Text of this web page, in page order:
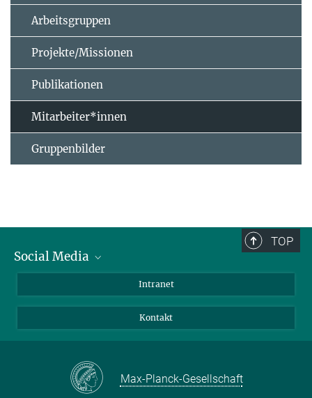
Arbeitsgruppen
Projekte/Missionen
Publikationen
Mitarbeiter*innen
Gruppenbilder
TOP
Social Media
Facebook
Instagram
Mastodon
Intranet
Kontakt
Max-Planck-Gesellschaft